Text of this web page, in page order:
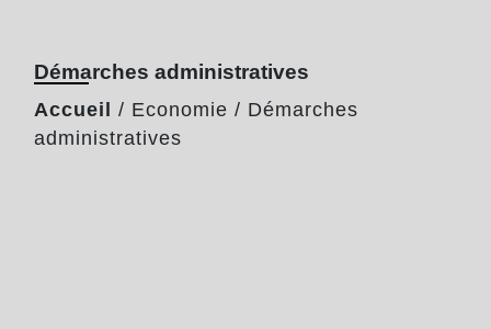
Démarches administratives
Accueil / Economie / Démarches
administratives